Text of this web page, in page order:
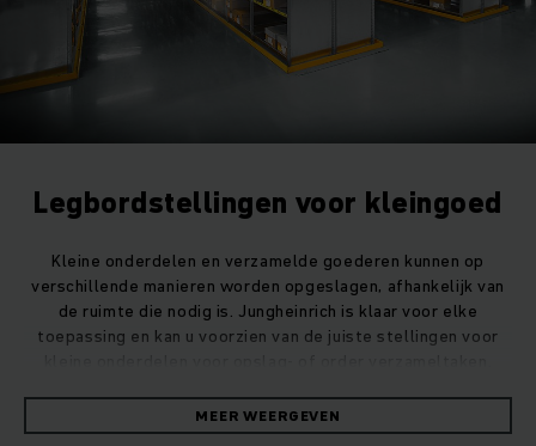
Legbordstellingen voor kleingoed
Kleine onderdelen en verzamelde goederen kunnen op
verschillende manieren worden opgeslagen, afhankelijk van
de ruimte die nodig is. Jungheinrich is klaar voor elke
toepassing en kan u voorzien van de juiste stellingen voor
Onze modulaire stellingsystemen voor kleine tot
MEER WEERGEVEN